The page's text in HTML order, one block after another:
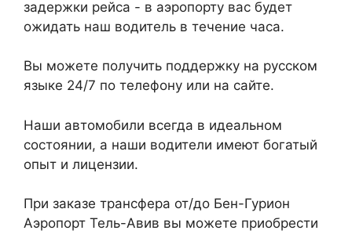
задержки рейса - в аэропорту вас будет
ожидать наш водитель в течение часа.
Вы можете получить поддержку на русском
языке 24/7 по телефону или на сайте.
Наши автомобили всегда в идеальном
состоянии, а наши водители имеют богатый
опыт и лицензии.
При заказе трансфера от/до Бен-Гурион
Аэропорт Тель-Авив вы можете приобрести